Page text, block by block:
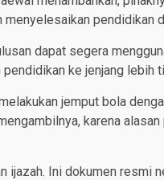
pendidikan
dapat segera
ke jenjang lebih
jemput bola
karena
ijazah. Ini dokumen resmi